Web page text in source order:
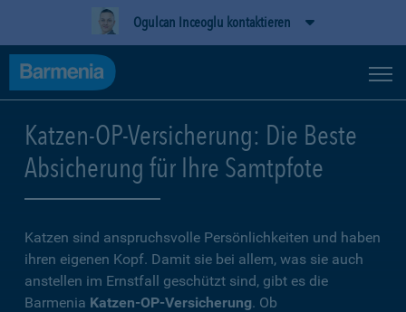
Ogulcan Inceoglu kontaktieren
Katzen-OP-Versicherung: Die Beste
Absicherung für Ihre Samtpfote
Katzen sind anspruchsvolle Persönlichkeiten und haben
ihren eigenen Kopf. Damit sie bei allem, was sie auch
anstellen im Ernstfall geschützt sind, gibt es die
Barmenia Katzen-OP-Versicherung. Ob